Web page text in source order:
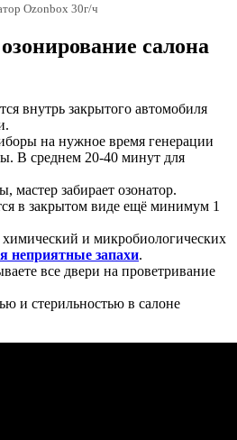
Ozonbox 30г/ч
салона
внутрь закрытого автомобиля
на нужное время генерации
В среднем 20-40 минут для
мастер забирает озонатор.
в закрытом виде ещё минимум 1
химический и микробиологических
неприятные запахи.
все двери на проветривание
и стерильностью в салоне